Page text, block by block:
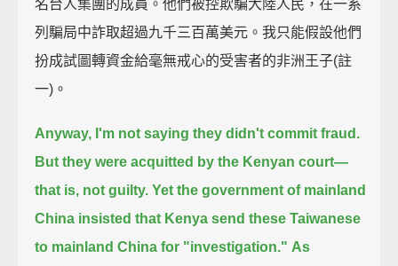
名台人集團的成員。他們被控欺騙大陸人民，在一系
列騙局中詐取超過九千三百萬美元。我只能假設他們
扮成試圖轉資金給毫無戒心的受害者的非洲王子(註
一)。
Anyway, I'm not saying they didn't commit fraud.
But they were acquitted by the Kenyan court—
that is, not guilty. Yet the government of mainland
China insisted that Kenya send these Taiwanese
to mainland China for "investigation." As